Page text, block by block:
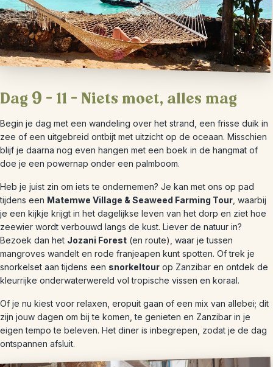
Dag 9 – 11 – Niets moet, alles mag
Begin je dag met een wandeling over het strand, een frisse duik in
zee of een uitgebreid ontbijt met uitzicht op de oceaan. Misschien
blijf je daarna nog even hangen met een boek in de hangmat of
doe je een powernap onder een palmboom.
Heb je juist zin om iets te ondernemen? Je kan met ons op pad
tijdens een Matemwe Village & Seaweed Farming Tour , waarbij
je een kijkje krijgt in het dagelijkse leven van het dorp en ziet hoe
zeewier wordt verbouwd langs de kust. Liever de natuur in?
Bezoek dan het Jozani Forest (en route), waar je tussen
mangroves wandelt en rode franjeapen kunt spotten. Of trek je
snorkelset aan tijdens een snorkeltour op Zanzibar en ontdek de
kleurrijke onderwaterwereld vol tropische vissen en koraal.
Of je nu kiest voor relaxen, eropuit gaan of een mix van allebei; dit
zijn jouw dagen om bij te komen, te genieten en Zanzibar in je
eigen tempo te beleven. Het diner is inbegrepen, zodat je de dag
ontspannen afsluit.